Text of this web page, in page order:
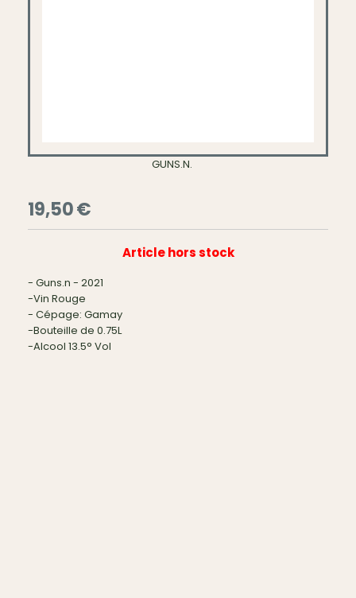
GUNS.N.
19,50€
Article hors stock
- Guns.n - 2021
-Vin Rouge
- Cépage: Gamay
-Bouteille de 0.75L
-Alcool 13.5° Vol